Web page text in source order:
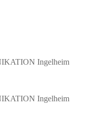
Ingelheim
Ingelheim